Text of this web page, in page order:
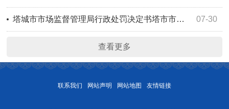
07-30
塔城市市场监督管理局行政处罚决定书塔市市监处罚〔2026〕114号
查看更多
联系我们 网站声明 网站地图 友情链接